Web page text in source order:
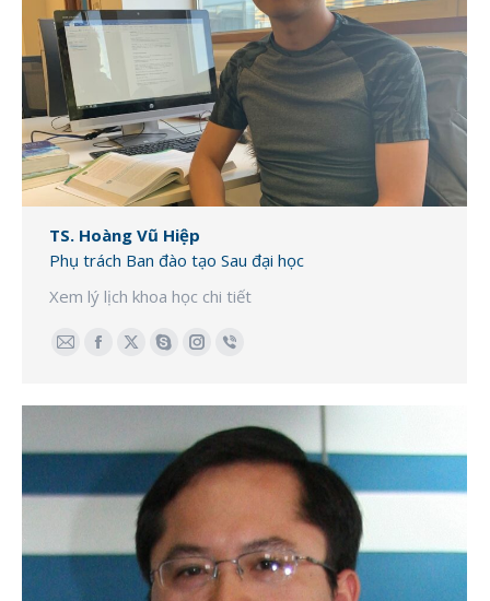
TS. Hoàng Vũ Hiệp
Phụ trách Ban đào tạo Sau đại học
Xem lý lịch khoa học chi tiết
E-
Facebook
X SkypeInstagram
Viber